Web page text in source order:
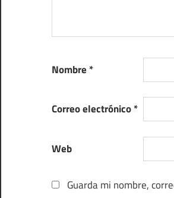
Nombre *
Correo electrónico*
Web
Guarda mi nombre,